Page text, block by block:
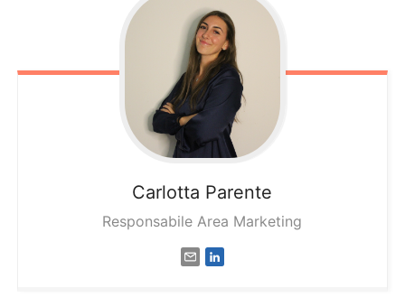
Carlotta Parente
Responsabile Area Marketing